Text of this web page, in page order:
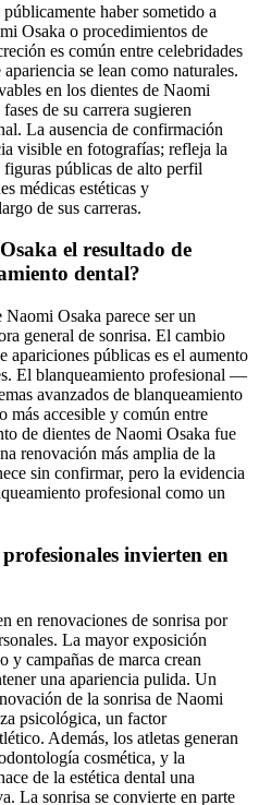
haber sometido a
Osaka o procedimientos de
es común entre celebridades
se lean como naturales.
en los dientes de Naomi
de su carrera sugieren
La ausencia de confirmación
visible en fotografías; refleja la
públicas de alto perfil
médicas estéticas y
de sus carreras.
el resultado de
dental?
Osaka parece ser un
general de sonrisa. El cambio
apariciones públicas es el aumento
El blanqueamiento profesional —
avanzados de blanqueamiento
accesible y común entre
de dientes de Naomi Osaka fue
renovación más amplia de la
sin confirmar, pero la evidencia
profesional como un
invierten en
en renovaciones de sonrisa por
La mayor exposición
y campañas de marca crean
una apariencia pulida. Un
de la sonrisa de Naomi
psicológica, un factor
Además, los atletas generan
cosmética, y la
de la estética dental una
La sonrisa se convierte en parte